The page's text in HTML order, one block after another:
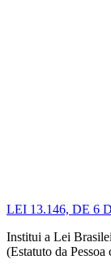
LEI 13.146, DE 6
Institui a Lei
(Estatuto da